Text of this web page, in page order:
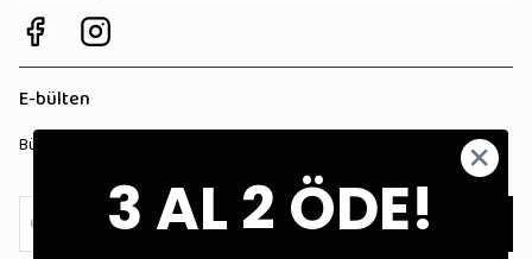
E-bülten
Bültenimize kaydolun, tüm kampanyalardan anında haberdar olun!
3 AL 2 ÖDE!